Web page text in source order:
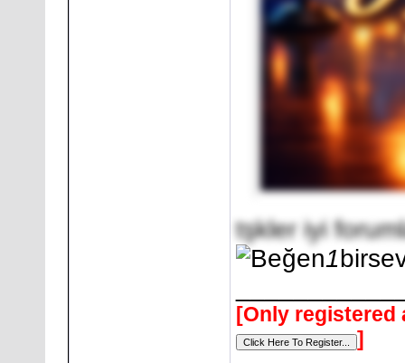
tşkler iyi
1
[Only registered
]